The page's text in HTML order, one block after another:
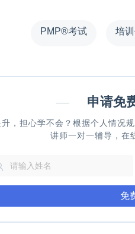
PMP®考试 培
— 申请免
，担心学不会？根据个人情况
讲师一对一辅导，在
免